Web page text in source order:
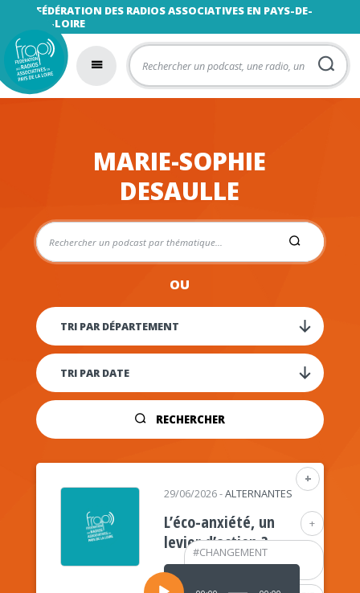
FÉDÉRATION DES RADIOS ASSOCIATIVES EN PAYS-DE-
LA-LOIRE
MARIE-SOPHIE
DESAULLE
OU
RECHERCHER
+
+
#CHANGEMENT
CLIMATIQUE
29/06/2026-ALTERNANTES
L’éco-anxiété, un
levier d’action ?
Lecteur
audio